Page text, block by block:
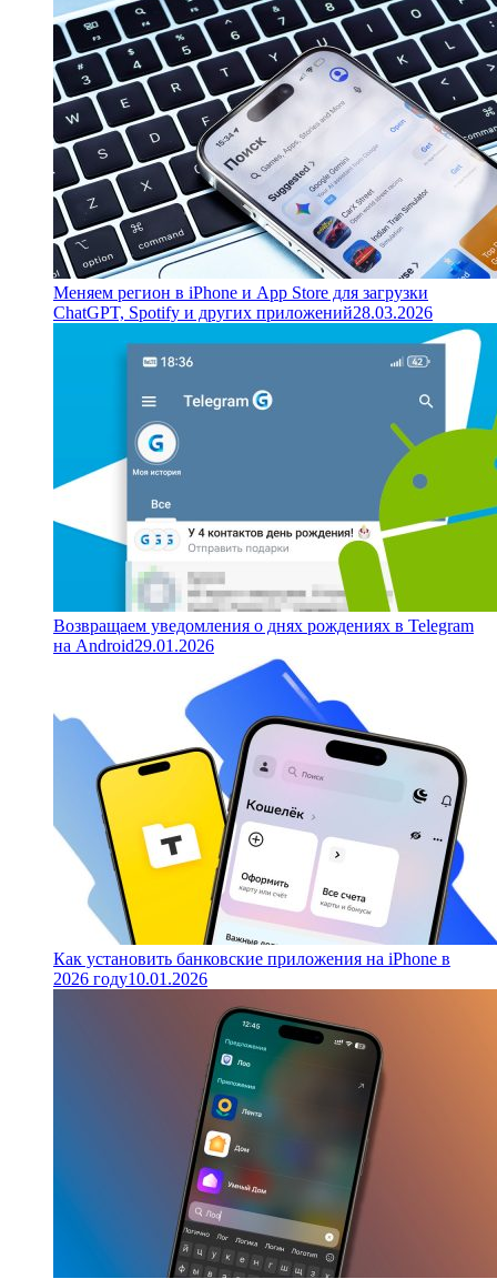
Меняем регион в iPhone и App Store для загрузки
ChatGPT, Spotify и других приложений28.03.2026
Возвращаем уведомления о днях рождениях в Telegram
на Android29.01.2026
Как установить банковские приложения на iPhone в
2026 году10.01.2026